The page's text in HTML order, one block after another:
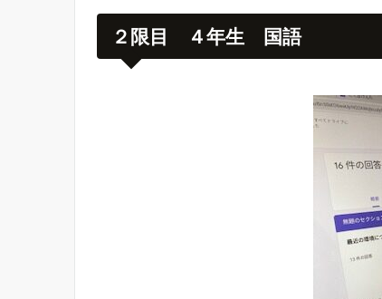
２限目 ４年生 国語